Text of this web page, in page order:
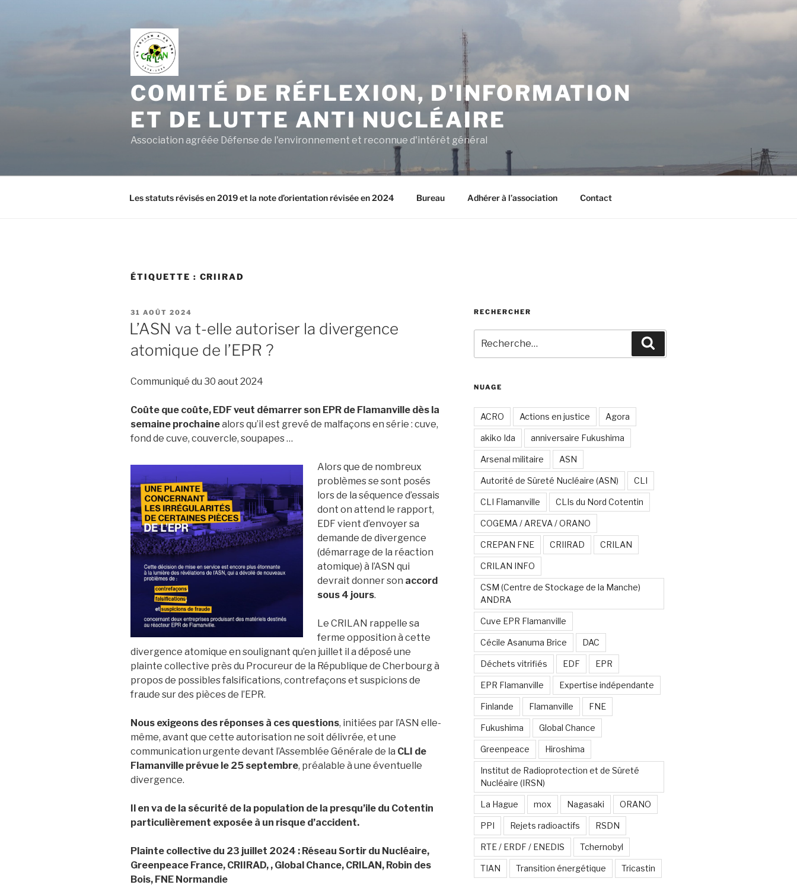
COMITÉ DE RÉFLEXION, D'INFORMATION
ET DE LUTTE ANTI NUCLÉAIRE
Association agréée Défense de l'environnement et reconnue d'intérêt général
Les statuts révisés en 2019 et la note d’orientation révisée en 2024 Bureau Adhérer à l’association Contact
ÉTIQUETTE : CRIIRAD
PUBLIÉ
LE
31 AOÛT 2024
L’ASN va t-elle autoriser la divergence
atomique de l’EPR ?
Communiqué du 30 aout 2024
Coûte que coûte, EDF veut démarrer son EPR de Flamanville dès la
semaine prochainealors qu’il est grevé de malfaçons en série : cuve,
fond de cuve, couvercle, soupapes …
Alors que de nombreux
problèmes se sont posés
lors de la séquence d’essais
dont on attend le rapport,
EDF vient d’envoyer sa
demande de divergence
(démarrage de la réaction
atomique) à l’ASN qui
devrait donner son accord
sous 4 jours.
Le CRILAN rappelle sa
ferme opposition à cette
divergence atomique en soulignant qu’en juillet il a déposé une
plainte collective près du Procureur de la République de Cherbourg à
propos de possibles falsifications, contrefaçons et suspicions de
fraude sur des pièces de l’EPR.
Nous exigeons des réponses à ces questions, initiées par l’ASN elle-
même, avant que cette autorisation ne soit délivrée, et une
communication urgente devant l’Assemblée Générale de la CLI de
Flamanville prévue le 25 septembre, préalable à une éventuelle
divergence.
Il en va de la sécurité de la population de la presqu’ile du Cotentin
particulièrement exposée à un risque d’accident.
Plainte collective du 23 juillet 2024 : Réseau Sortir du Nucléaire,
Greenpeace France, CRIIRAD, , Global Chance, CRILAN, Robin des
Bois, FNE Normandie
RECHERCHER
pour
:
NUAGE
ACRO Actions en justice Agora
akiko Ida anniversaire Fukushima
Arsenal militaire ASN
Autorité de Sûreté Nucléaire (ASN) CLI
CLI Flamanville CLIs du Nord Cotentin
COGEMA / AREVA / ORANO
CREPAN FNE CRIIRAD CRILAN
CRILAN INFO
CSM (Centre de Stockage de la Manche)
ANDRA
Cuve EPR Flamanville
Cécile Asanuma Brice DAC
Déchets vitrifiés EDF EPR
EPR Flamanville Expertise indépendante
Finlande Flamanville FNE
Fukushima Global Chance
Greenpeace Hiroshima
Institut de Radioprotection et de Sûreté
Nucléaire (IRSN)
La Hague mox Nagasaki ORANO
PPI Rejets radioactifs RSDN
RTE / ERDF / ENEDIS Tchernobyl
TIAN Transition énergétique Tricastin